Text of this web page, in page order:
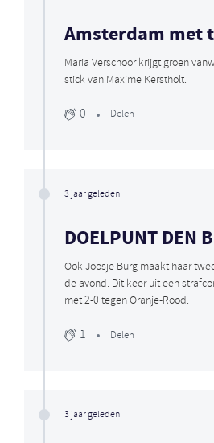
Amsterdam met
Maria Verschoor krijgt groen
stick van Maxime Kerstholt.
0 Delen
3 jaar geleden
DOELPUNT DEN
Ook Joosje Burg maakt haar
de avond. Dit keer uit een
met 2-0 tegen Oranje-Rood.
1 Delen
3 jaar geleden